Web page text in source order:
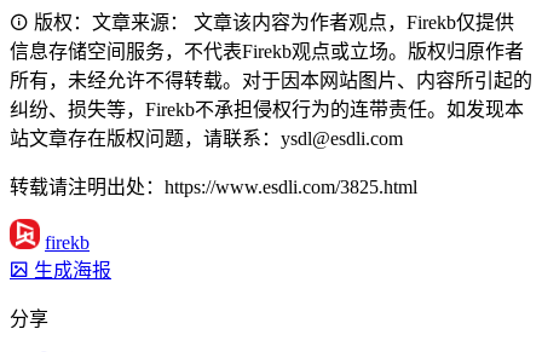
版权：文章来源： 文章该内容为作者观点，Firekb仅提供
信息存储空间服务，不代表Firekb观点或立场。版权归原作者
所有，未经允许不得转载。对于因本网站图片、内容所引起的
纠纷、损失等，Firekb不承担侵权行为的连带责任。如发现本
站文章存在版权问题，请联系：ysdl@esdli.com
转载请注明出处：https://www.esdli.com/3825.html
firekb
生成海报
分享